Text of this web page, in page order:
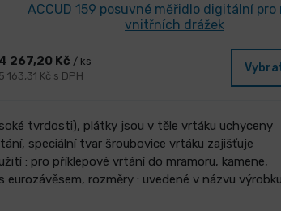
ACCUD 159 posuvné měřidlo digitální pro
vnitřních drážek
4 267,20 Kč / ks
5 163,31 Kč s DPH
tvrdosti), plátky jsou v těle vrtáku uchyceny
speciální tvar šroubovice vrtáku zajišťuje
: pro příklepové vrtání do mramoru, kamene,
rozměry : uvedené v názvu